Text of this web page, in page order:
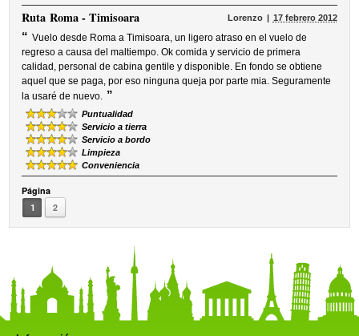
RutaRoma - Timisoara Lorenzo 17 febrero 2012
“ Vuelo desde Roma a Timisoara, un ligero atraso en el vuelo de
regreso a causa del maltiempo. Ok comida y servicio de primera
calidad, personal de cabina gentile y disponible. En fondo se obtiene
aquel que se paga, por eso ninguna queja por parte mia. Seguramente
la usaré de nuevo. ”
Puntualidad
Servicio a tierra
Servicio a bordo
Limpieza
Conveniencia
Página
1
2